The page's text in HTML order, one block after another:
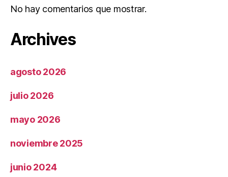
No hay comentarios que mostrar.
Archives
agosto 2026
julio 2026
mayo 2026
noviembre 2025
junio 2024